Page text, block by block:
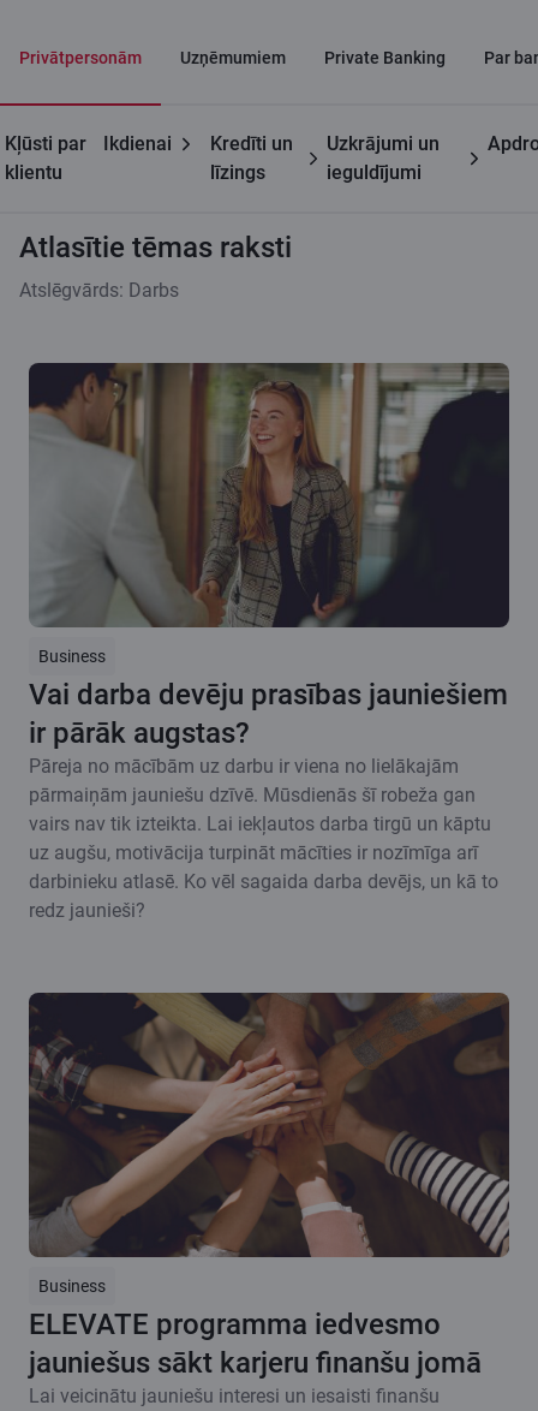
Privātpersonām Uzņēmumiem Private Banking Par
Kļūsti par
klientu
Ikdienai
Kredīti un
līzings
Uzkrājumi un
ieguldījumi
Citadeles blogs Atlasītie tēmas raksti
Atlasītie tēmas raksti
Atslēgvārds: Darbs
Business
Vai darba devēju prasības jauniešiem
ir pārāk augstas?
Pāreja no mācībām uz darbu ir viena no lielākajām
pārmaiņām jauniešu dzīvē. Mūsdienās šī robeža gan
vairs nav tik izteikta. Lai iekļautos darba tirgū un kāptu
uz augšu, motivācija turpināt mācīties ir nozīmīga arī
darbinieku atlasē. Ko vēl sagaida darba devējs, un kā to
redz jaunieši?
Business
ELEVATE programma iedvesmo
jauniešus sākt karjeru finanšu jomā
Lai veicinātu jauniešu interesi un iesaisti finanšu